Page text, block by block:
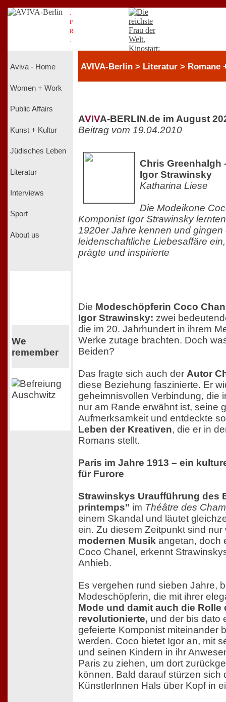
P
R
Aviva - Home
Women + Work
Public Affairs
Kunst + Kultur
Jüdisches Leben
Literatur
Interviews
Sport
About us
We
remember
AVIVA-Berlin > Literatur > Romane
AVIVA-BERLIN.de im August
Beitrag vom 19.04.2010
Chris Greenhalgh
Igor Strawinsky
Katharina Liese
Die Modeikone
Komponist Igor Strawinsky
1920er Jahre kennen und gingen
leidenschaftliche Liebesaffäre
prägte und inspirierte
Die Modeschöpferin Coco
Igor Strawinsky: zwei
die im 20. Jahrhundert in ihrem
Werke zutage brachten. Doch
Beiden?
Das fragte sich auch der Autor
diese Beziehung faszinierte. Er
geheimnisvollen Verbindung, die
nur am Rande erwähnt ist, seine
Aufmerksamkeit und entdeckte
Leben der Kreativen, die er in
Romans stellt.
Paris im Jahre 1913 – ein
für Furore
Strawinskys Uraufführung des
printemps" im Théâtre des
einem Skandal und läutet
ein. Zu diesem Zeitpunkt sind nur
modernen Musik angetan, doch
Coco Chanel, erkennt
Anhieb.
Es vergehen rund sieben Jahre,
Modeschöpferin, die mit ihrer
Mode und damit auch die Rolle
revolutionierte, und der bis dato
gefeierte Komponist miteinander
werden. Coco bietet Igor an, mit
und seinen Kindern in ihr
Paris zu ziehen, um dort
können. Bald darauf stürzen sich
KünstlerInnen Hals über Kopf in